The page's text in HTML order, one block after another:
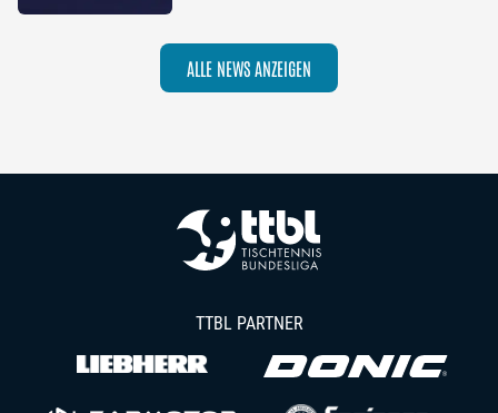
ALLE NEWS ANZEIGEN
TTBL PARTNER